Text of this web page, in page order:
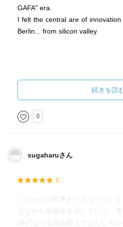
インターネットのビジネスモデル
「物販」・「広告」・「課金
新たな価値「信頼」？
信頼の方向性
3.独自のコミュニティ
「課題先進国 日本」
バックヤードの刷新
自社にしか導き出せない解
黒字リストラ オルタナティブな
インターオペラビリティ 相互運
GAFA" era.
I felt the central are of innovation
Berlin... from silicon valley.
続きを読
0
sugaharuさん
5
これからの世界がどうなってい
えながら可能性を示していて、
SFのような読み応えでおもしろか